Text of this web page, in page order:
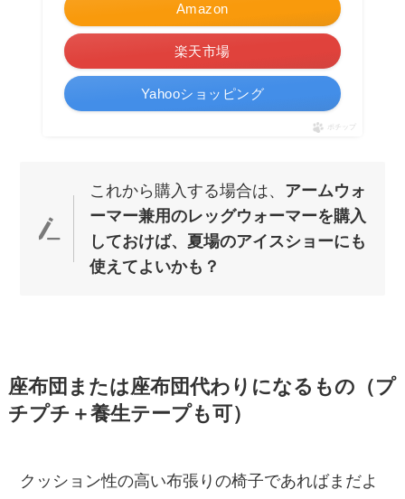
Amazon
楽天市場
Yahooショッピング
ポチップ
これから購入する場合は、 アームウォ
ーマー兼用のレッグウォーマーを購入
しておけば、夏場のアイスショーにも
使えてよいかも？
座布団または座布団代わりになるもの（プ
チプチ＋養生テープも可）
クッション性の高い布張りの椅子であればまだよ